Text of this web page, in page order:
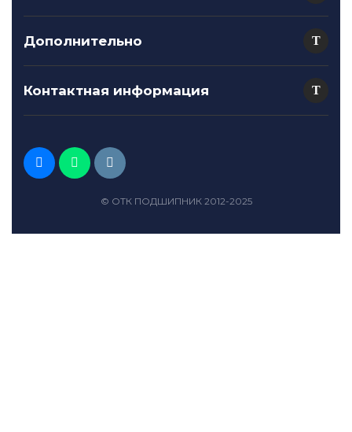
Дополнительно
Контактная информация
© ОТК ПОДШИПНИК 2012-2025